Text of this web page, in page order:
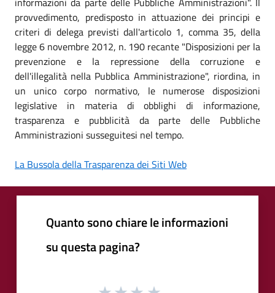
provvedimento, predisposto in attuazione dei principi e
criteri di delega previsti dall'articolo 1, comma 35, della
legge 6 novembre 2012, n. 190 recante "Disposizioni per la
prevenzione e la repressione della corruzione e
dell'illegalità nella Pubblica Amministrazione", riordina, in
un unico corpo normativo, le numerose disposizioni
legislative in materia di obblighi di informazione,
trasparenza e pubblicità da parte delle Pubbliche
Amministrazioni susseguitesi nel tempo.
La Bussola della Trasparenza dei Siti Web
Quanto sono chiare le informazioni
su questa pagina?